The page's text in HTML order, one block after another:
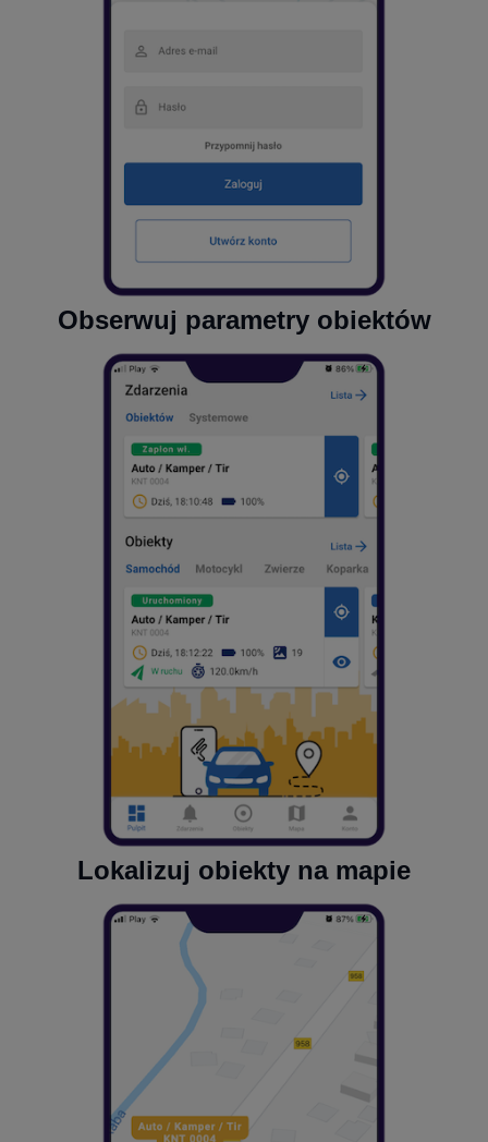
Obserwuj parametry obiektów
Lokalizuj obiekty na mapie